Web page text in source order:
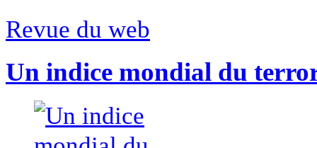
Revue du web
Un indice mondial du